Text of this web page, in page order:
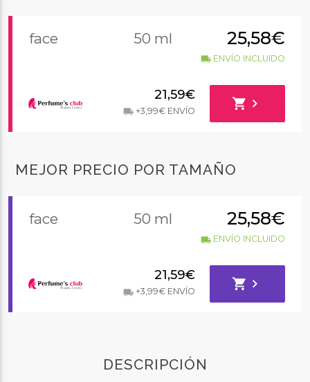
face 50 ml 25,58€
local_shippingENVÍO INCLUIDO
21,59€
local_shipping+3,99€ ENVÍO shopping_cart chevron_right
MEJOR PRECIO POR TAMAÑO
face 50 ml 25,58€
local_shippingENVÍO INCLUIDO
21,59€
local_shipping+3,99€ ENVÍO shopping_cart chevron_right
DESCRIPCIÓN